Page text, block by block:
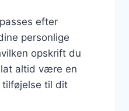
efter
personlige
opskrift du
altid være en
tilføjelse til dit